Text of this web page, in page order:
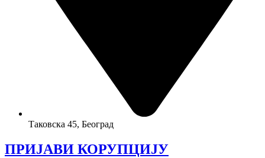
Таковска 45, Београд
ПРИЈАВИ КОРУПЦИЈУ